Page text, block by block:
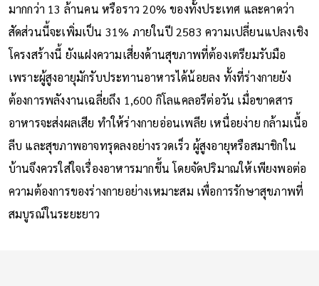
มากกว่า 13 ล้านคน หรือราว 20% ของทั้งประเทศ และคาดว่า
สัดส่วนนี้จะเพิ่มเป็น 31% ภายในปี 2583 ความเปลี่ยนแปลงเชิง
โครงสร้างนี้ ยังแฝงความเสี่ยงด้านสุขภาพที่ต้องเตรียมรับมือ
เพราะผู้สูงอายุมักรับประทานอาหารได้น้อยลง ทั้งที่ร่างกายยัง
ต้องการพลังงานเฉลี่ยถึง 1,600 กิโลแคลอรีต่อวัน เมื่อขาดสาร
อาหารจะส่งผลเสีย ทำให้ร่างกายอ่อนเพลีย เหนื่อยง่าย กล้ามเนื้อ
ลีบ และสุขภาพอาจทรุดลงอย่างรวดเร็ว ผู้สูงอายุหรือสมาชิกใน
บ้านจึงควรใส่ใจเรื่องอาหารมากขึ้น โดยจัดปริมาณให้เพียงพอต่อ
ความต้องการของร่างกายอย่างเหมาะสม เพื่อการรักษาสุขภาพที่
สมบูรณ์ในระยะยาว